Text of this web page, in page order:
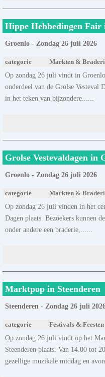
Hippe Hebbedingen Fair
Groenlo - Zondag 26 juli 2026
categorie Markten &
Op zondag 26 juli vindt in
onderdeel van de Grolse Vesteval
in het teken van bijzondere......
Grolse Vestevaldagen in
Groenlo - Zondag 26 juli 2026
categorie Markten &
Op zondag 26 juli vinden in het
Dagen plaats. Bezoekers kunnen
onder andere een braderie,......
Marktpop in Steenderen
Steenderen - Zondag 26 juli
categorie Festivals & Feesten
Op zondag 26 juli vindt op het
Steenderen plaats. Van 14.00 tot
gezellige muzikale middag en